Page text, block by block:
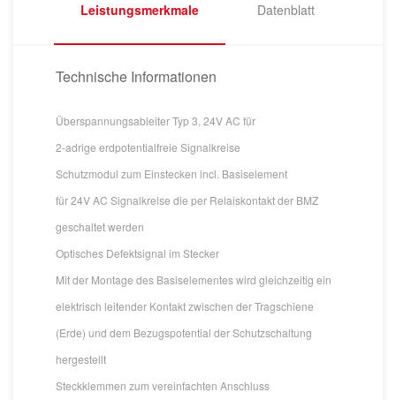
Leistungsmerkmale Datenblatt
Technische Informationen
Überspannungsableiter Typ 3, 24V AC für
2-adrige erdpotentialfreie Signalkreise
Schutzmodul zum Einstecken incl. Basiselement
für 24V AC Signalkreise die per Relaiskontakt der BMZ
geschaltet werden
Optisches Defektsignal im Stecker
Mit der Montage des Basiselementes wird gleichzeitig ein
elektrisch leitender Kontakt zwischen der Tragschiene
(Erde) und dem Bezugspotential der Schutzschaltung
hergestellt
Steckklemmen zum vereinfachten Anschluss